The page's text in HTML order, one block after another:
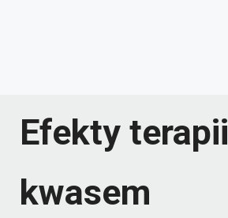
Efekty terapii
kwasem